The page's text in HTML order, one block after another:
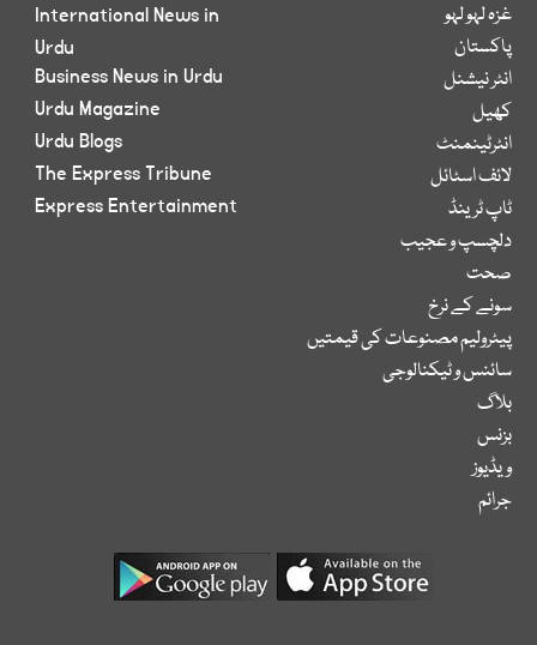
غزہ لہو لہو
پاکستان
انٹر نیشنل
کھیل
انٹرٹینمنٹ
لائف اسٹائل
ٹاپ ٹرینڈ
دلچسپ و عجیب
صحت
سونے کے نرخ
پیٹرولیم مصنوعات کی قیمتیں
سائنس و ٹیکنالوجی
بلاگ
بزنس
ویڈیوز
جرائم
International News in
Urdu
Business News in Urdu
Urdu Magazine
Urdu Blogs
The Express Tribune
Express Entertainment